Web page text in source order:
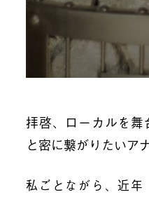
拝啓、ローカルを舞
と密に繋がりたいア
私ごとながら、近年